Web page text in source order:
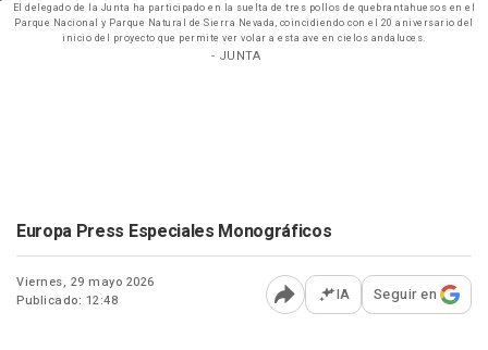
El delegado de la Junta ha participado en la suelta de tres pollos de quebrantahuesos en el
Parque Nacional y Parque Natural de Sierra Nevada, coincidiendo con el 20 aniversario del
inicio del proyecto que permite ver volar a esta ave en cielos andaluces.
- JUNTA
Europa Press Especiales Monográficos
Viernes, 29 mayo 2026
Publicado: 12:48
Abrir opciones para
IA Seguir en